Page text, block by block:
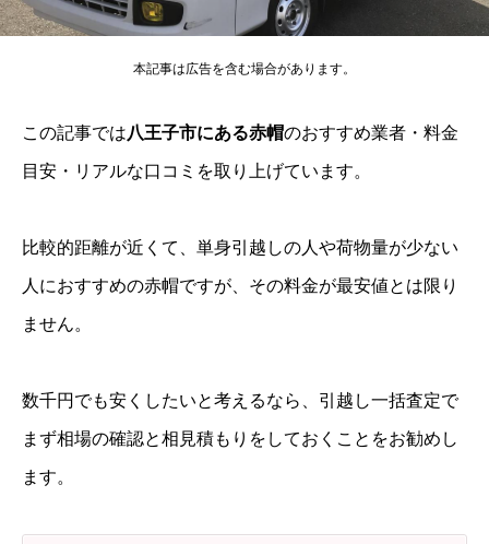
本記事は広告を含む場合があります。
この記事では八王子市にある赤帽のおすすめ業者・料金
目安・リアルな口コミを取り上げています。
比較的距離が近くて、単身引越しの人や荷物量が少ない
人におすすめの赤帽ですが、その料金が最安値とは限り
ません。
数千円でも安くしたいと考えるなら、引越し一括査定で
まず相場の確認と相見積もりをしておくことをお勧めし
ます。